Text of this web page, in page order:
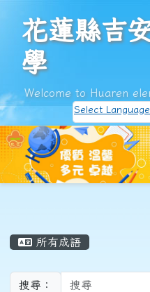
花蓮縣吉安鄉化
花蓮縣吉
學
Welcome to Huaren
Select Language
所有成語
搜尋：